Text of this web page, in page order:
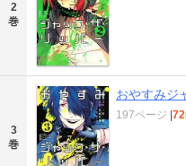
2
巻
3
巻
おやすみジ
197ページ